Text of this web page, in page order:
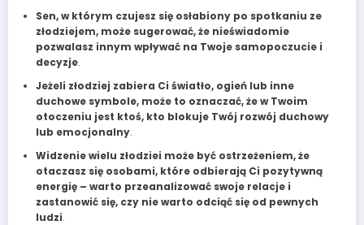
Sen, w którym czujesz się osłabiony po spotkaniu ze
złodziejem, może sugerować, że nieświadomie
pozwalasz innym wpływać na Twoje samopoczucie i
decyzje.
Jeżeli złodziej zabiera Ci światło, ogień lub inne
duchowe symbole, może to oznaczać, że w Twoim
otoczeniu jest ktoś, kto blokuje Twój rozwój duchowy
lub emocjonalny.
Widzenie wielu złodziei może być ostrzeżeniem, że
otaczasz się osobami, które odbierają Ci pozytywną
energię – warto przeanalizować swoje relacje i
zastanowić się, czy nie warto odciąć się od pewnych
ludzi.